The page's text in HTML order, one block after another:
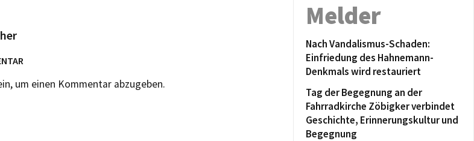
um einen Kommentar abzugeben.
Melder
Nach Vandalismus-Schaden:
Einfriedung des Hahnemann-
Denkmals wird restauriert
Tag der Begegnung an der
Fahrradkirche Zöbigker verbindet
Geschichte, Erinnerungskultur und
Begegnung